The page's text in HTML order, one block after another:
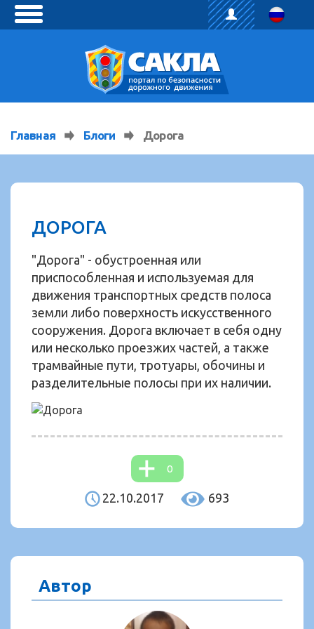
toggle
Главная Блоги Дорога
ДОРОГА
"Дорога" - обустроенная или
приспособленная и используемая для
движения транспортных средств полоса
земли либо поверхность искусственного
сооружения. Дорога включает в себя одну
или несколько проезжих частей, а также
трамвайные пути, тротуары, обочины и
разделительные полосы при их наличии.
0
22.10.2017 693
Автор